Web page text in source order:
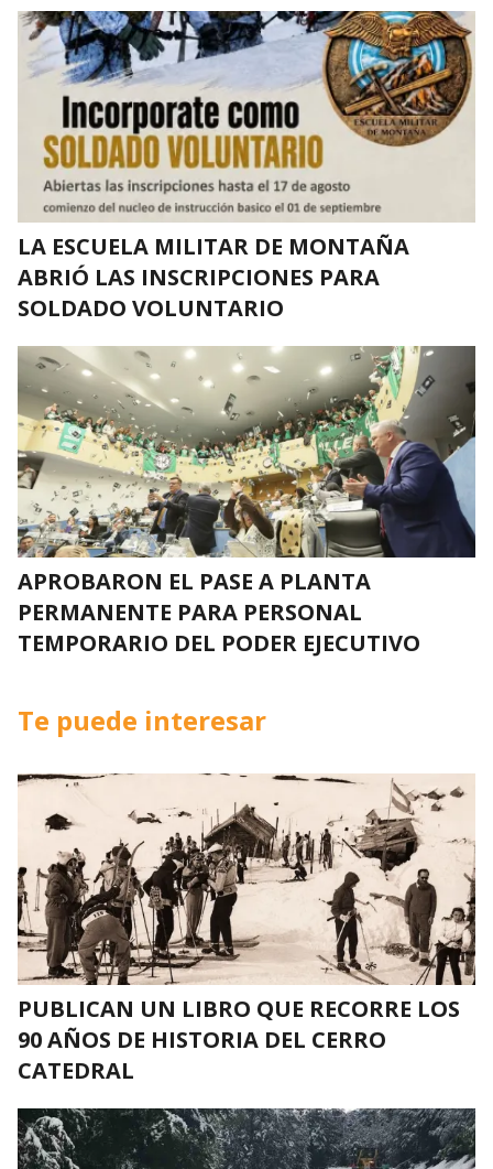
LA ESCUELA MILITAR DE MONTAÑA
ABRIÓ LAS INSCRIPCIONES PARA
SOLDADO VOLUNTARIO
APROBARON EL PASE A PLANTA
PERMANENTE PARA PERSONAL
TEMPORARIO DEL PODER EJECUTIVO
Te puede interesar
PUBLICAN UN LIBRO QUE RECORRE LOS
90 AÑOS DE HISTORIA DEL CERRO
CATEDRAL